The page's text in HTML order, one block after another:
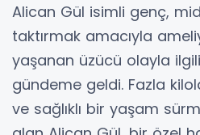
Alican Gül isimli genç,
taktırmak amacıyla
yaşanan üzücü olayla
gündeme geldi. Fazla
ve sağlıklı bir yaşam